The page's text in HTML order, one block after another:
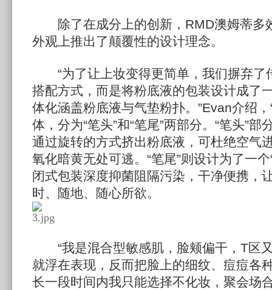
除了在成分上的创新，RMD澳姆蒂多
外观上推出了颠覆性的设计理念。
“为了让上妆变得更简单，我们摒弃了
搭配方式，而是将粉底液的包装设计成了
体化涵盖粉底液与气垫粉扑。”Evan介绍
体，分为“笔头”和“笔尾”两部分。“笔头”
通过旋转的方式挤出粉底液，可杜绝空气
氧化暗黄无处可逃。“笔尾”则设计为了一
闭式包装深度抑菌阻隔污染，干净便携，
时、随地、随心所欲。
“我是混合型敏感肌，脸颊偏干，T区
就浮在表现，反而把脸上的细纹、痘痘各
长一段时间内我只能选择不化妆，聚会场